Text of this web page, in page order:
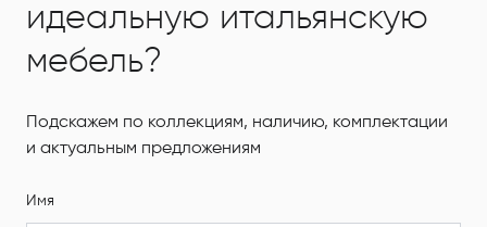
идеальную итальянскую
мебель?
Подскажем по коллекциям, наличию, комплектации
и актуальным предложениям
Имя